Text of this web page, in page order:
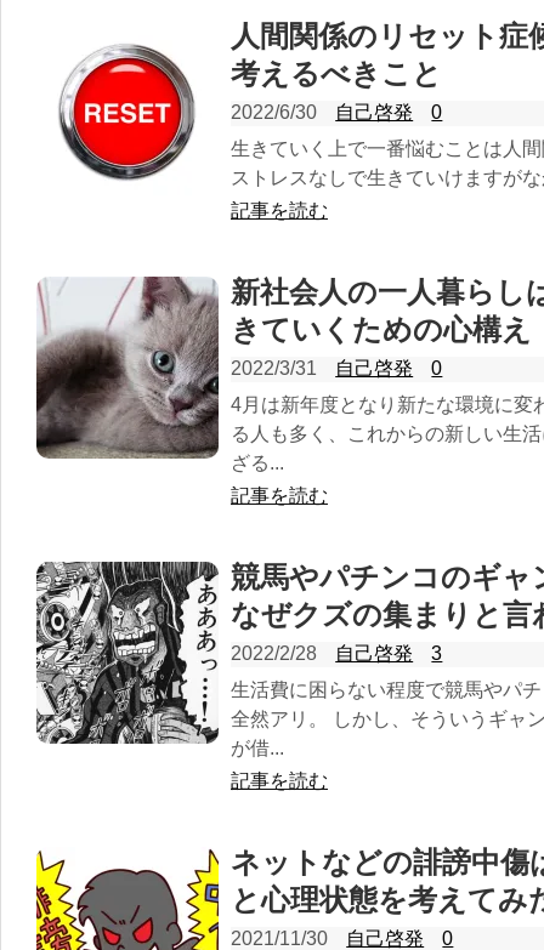
人間関係のリセット
考えるべきこと
2022/6/30 自己啓発
0
生きていく上で一番悩むことは人
ストレスなしで生きていけますが
記事を読む
新社会人の一人暮らし
きていくための心構え
2022/3/31 自己啓発
0
4月は新年度となり新たな環境に変
る人も多く、これからの新しい生
ざる...
記事を読む
競馬やパチンコのギャ
なぜクズの集まりと言
2022/2/28 自己啓発
3
生活費に困らない程度で競馬やパ
全然アリ。 しかし、そういうギャ
が借...
記事を読む
ネットなどの誹謗中傷
と心理状態を考えてみ
2021/11/30 自己啓発
0